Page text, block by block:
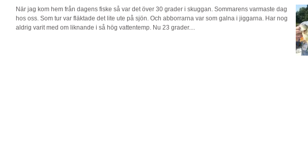
När jag kom hem från dagens fiske så var det över 30 grader i skuggan. Sommarens varmaste dag
hos oss. Som tur var fläktade det lite ute på sjön. Och abborrarna var som galna i jiggarna. Har nog
aldrig varit med om liknande i så hög vattentemp. Nu 23 grader....